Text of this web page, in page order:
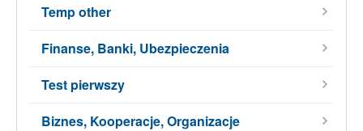
Temp other
Finanse, Banki, Ubezpieczenia
Test pierwszy
Biznes, Kooperacje, Organizacje